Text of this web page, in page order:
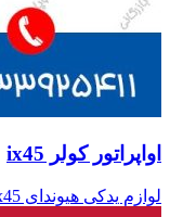
اواپراتور کولر ix45
لوازم یدکی هیوندای ix45